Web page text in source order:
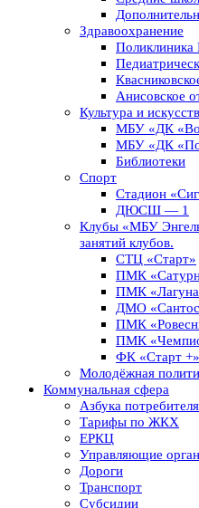
Здравоохранение
Анисовское
Культура и
МБУ «ДК
МБУ «ДК
Библиотеки
Спорт
Стадион
ДЮСШ — 1
Клубы «МБУ
занятий клубов.
СТЦ «Старт»
ПМК
ПМК
ДМО
ПМК
ПМК
ФК «Старт +»
Молодёжная
Коммунальная сфера
Азбука
Тарифы по ЖКХ
ЕРКЦ
Управляющие
Дороги
Транспорт
Субсидии